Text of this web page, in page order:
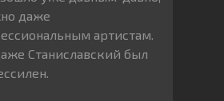
даже
артистам.
Станиславский был